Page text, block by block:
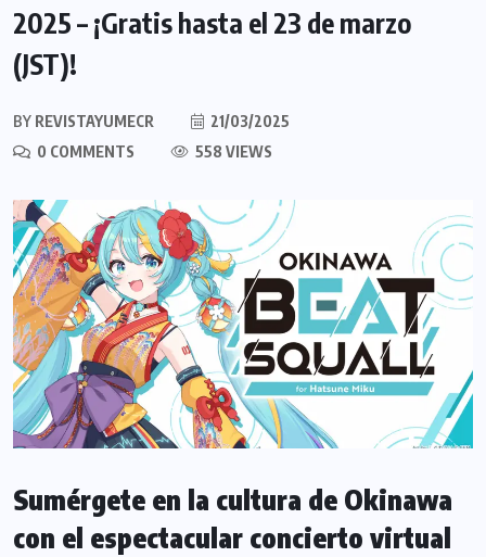
2025 – ¡Gratis hasta el 23 de marzo
(JST)!
BY REVISTAYUMECR
21/03/2025
0 COMMENTS
558 VIEWS
Sumérgete en la cultura de Okinawa
con el espectacular concierto virtual